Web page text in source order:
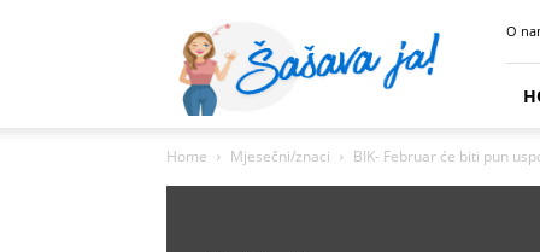
Ja
O
Home Mjesečni/znaci BIK- Februar će biti pun